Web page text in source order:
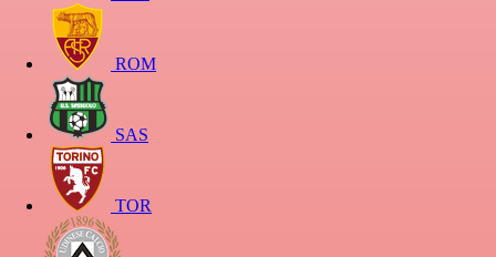
ROM
SAS
TOR